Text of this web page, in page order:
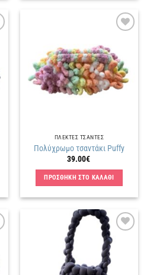
στην
λίστα
επιθυμιών
ΠΛΕΚΤΕΣ ΤΣΑΝΤΕΣ
Πολύχρωμο τσαντάκι Puffy
39.00€
ΠΡΟΣΘΗΚΗ ΣΤΟ ΚΑΛΑΘΙ
Πρόσθήκη
στην
λίστα
επιθυμιών